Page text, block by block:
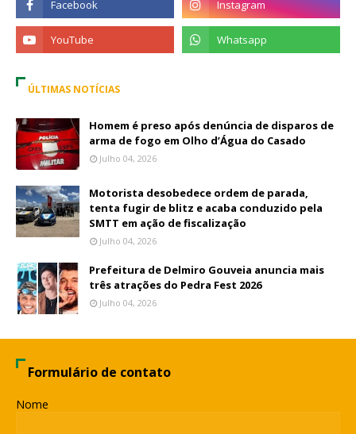
ÚLTIMAS NOTÍCIAS
Homem é preso após denúncia de disparos de
arma de fogo em Olho d’Água do Casado
Julho 04, 2026
Motorista desobedece ordem de parada,
tenta fugir de blitz e acaba conduzido pela
SMTT em ação de fiscalização
Julho 04, 2026
Prefeitura de Delmiro Gouveia anuncia mais
três atrações do Pedra Fest 2026
Julho 04, 2026
Formulário de contato
Nome